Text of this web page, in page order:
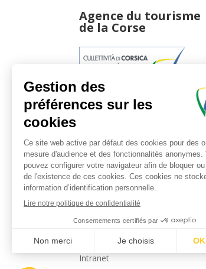
Agence du tourisme
de la Corse
20181 Ajaccio Cedex 01
T : 04 95 51 77 77
Accueil et horaires
Nous contacter
Politique de confidentialité
Mentions légales
Intranet